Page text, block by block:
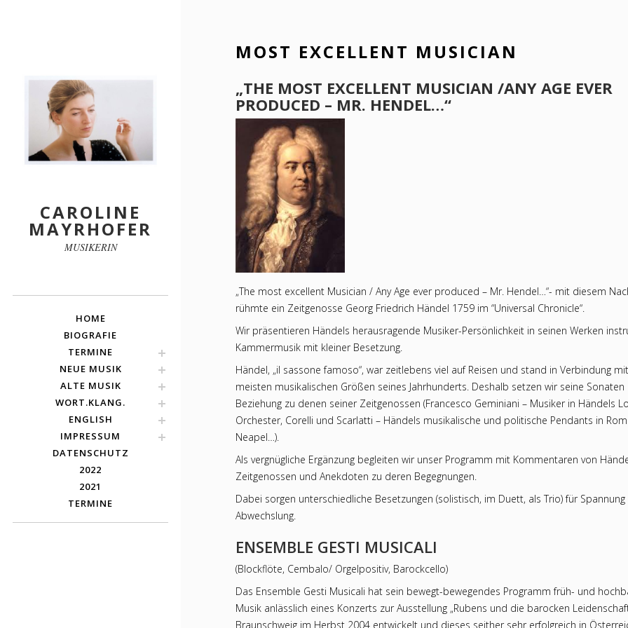
CAROLINE
MAYRHOFER
MUSIKERIN
HOME
BIOGRAFIE
TERMINE
NEUE MUSIK
ALTE MUSIK
WORT.KLANG.
ENGLISH
IMPRESSUM
DATENSCHUTZ
2022
2021
TERMINE
MOST EXCELLENT MUSICIAN
„THE MOST EXCELLENT MUSICIAN /ANY AGE EVER
PRODUCED – MR. HENDEL…“
„The most excellent Musician / Any Age ever produced – Mr. Hendel…“- mit diesem
rühmte ein Zeitgenosse Georg Friedrich Händel 1759 im “Universal Chronicle“.
Wir präsentieren Händels herausragende Musiker-Persönlichkeit in seinen Werken
Kammermusik mit kleiner Besetzung.
Händel, „il sassone famoso“, war zeitlebens viel auf Reisen und stand in Verbindung
meisten musikalischen Größen seines Jahrhunderts. Deshalb setzen wir seine Sonaten
Beziehung zu denen seiner Zeitgenossen (Francesco Geminiani – Musiker in Händels
Orchester, Corelli und Scarlatti – Händels musikalische und politische Pendants in
Neapel…).
Als vergnügliche Ergänzung begleiten wir unser Programm mit Kommentaren von
Zeitgenossen und Anekdoten zu deren Begegnungen.
Dabei sorgen unterschiedliche Besetzungen (solistisch, im Duett, als Trio) für
Abwechslung.
ENSEMBLE GESTI MUSICALI
(Blockflöte, Cembalo/ Orgelpositiv, Barockcello)
Das Ensemble Gesti Musicali hat sein bewegt-bewegendes Programm früh- und
Musik anlässlich eines Konzerts zur Ausstellung „Rubens und die barocken
Braunschweig im Herbst 2004 entwickelt und dieses seither sehr erfolgreich in